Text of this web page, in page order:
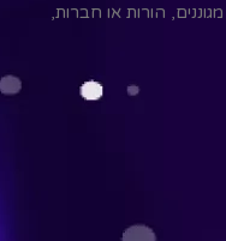
הורות או חברות,